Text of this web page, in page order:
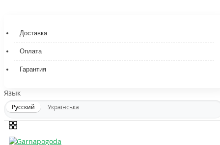
Доставка
Оплата
Гарантия
Язык
Русский Українська